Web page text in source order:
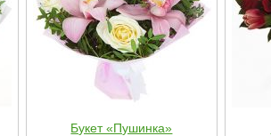
Букет «Пушинка»